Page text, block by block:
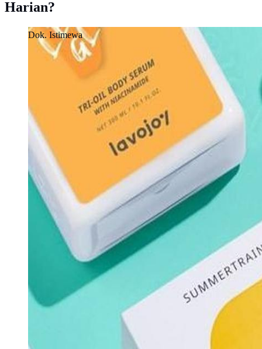
Harian?
Dok. Istimewa